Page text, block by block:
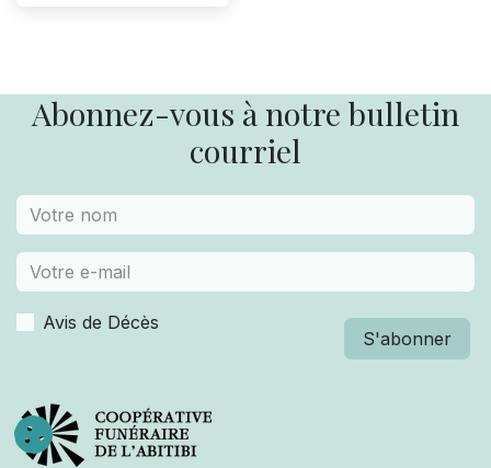
Abonnez-vous à notre bulletin
courriel
Avis de Décès
S'abonner